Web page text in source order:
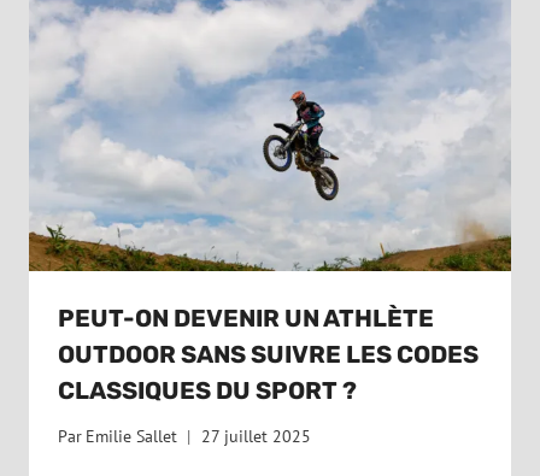
PEUT-ON DEVENIR UN ATHLÈTE
OUTDOOR SANS SUIVRE LES CODES
CLASSIQUES DU SPORT ?
Par Emilie Sallet 27 juillet 2025